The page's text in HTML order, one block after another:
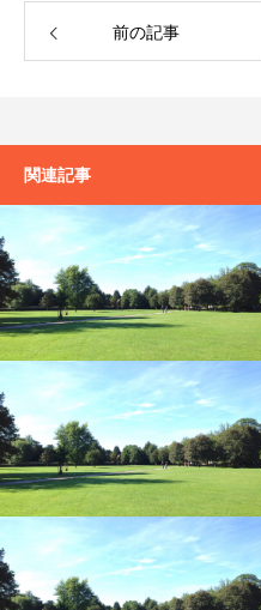
前の記事
関連記事